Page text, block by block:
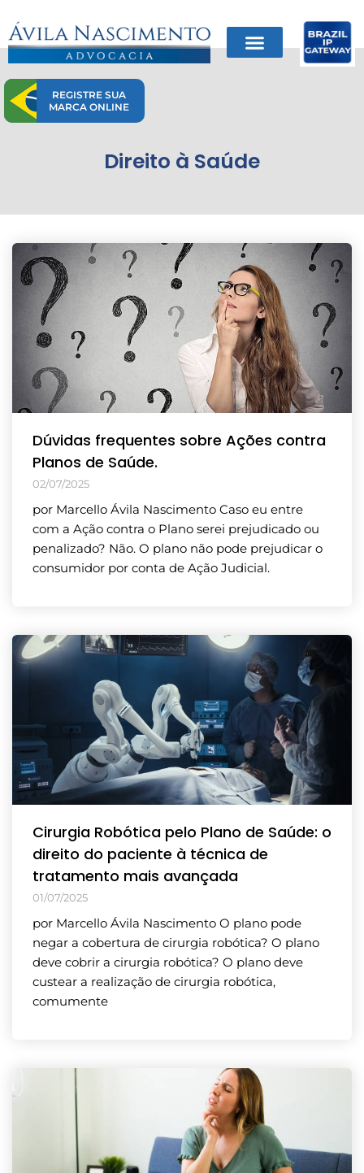
para
conteúdo
REGISTRE SUA
MARCA ONLINE
Direito à Saúde
Dúvidas frequentes sobre Ações contra
Planos de Saúde.
02/07/2025
por Marcello Ávila Nascimento Caso eu entre
com a Ação contra o Plano serei prejudicado ou
penalizado? Não. O plano não pode prejudicar o
consumidor por conta de Ação Judicial.
Cirurgia Robótica pelo Plano de Saúde: o
direito do paciente à técnica de
tratamento mais avançada
01/07/2025
por Marcello Ávila Nascimento O plano pode
negar a cobertura de cirurgia robótica? O plano
deve cobrir a cirurgia robótica? O plano deve
custear a realização de cirurgia robótica,
comumente